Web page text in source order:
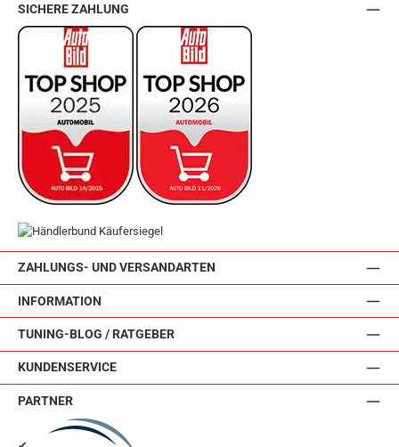
ZAHLUNGS- UND VERSANDARTEN
INFORMATION
TUNING-BLOG / RATGEBER
KUNDENSERVICE
SICHERE ZAHLUNG
PARTNER